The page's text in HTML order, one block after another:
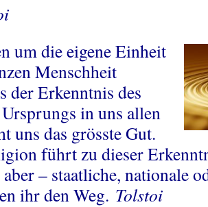
um die eigene Einheit
Menschheit
der Erkenntnis des
in uns allen
uns das grösste Gut.
führt zu dieser
– staatliche, nationale
ihr den Weg. Tolstoi